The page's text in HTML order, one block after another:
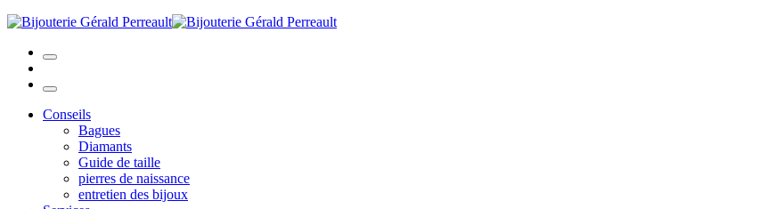
Conseils
Bagues
Diamants
Guide de taille
pierres de naissance
entretien des bijoux